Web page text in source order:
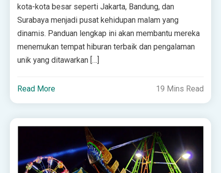
kota-kota besar seperti Jakarta, Bandung, dan
Surabaya menjadi pusat kehidupan malam yang
dinamis. Panduan lengkap ini akan membantu mereka
menemukan tempat hiburan terbaik dan pengalaman
unik yang ditawarkan […]
Read More 19 Mins Read